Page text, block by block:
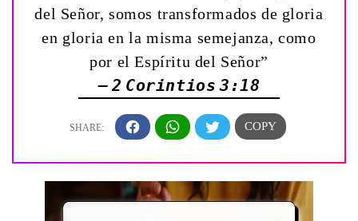
del Señor, somos transformados de gloria
en gloria en la misma semejanza, como
por el Espíritu del Señor”
— 2 Corintios 3:18